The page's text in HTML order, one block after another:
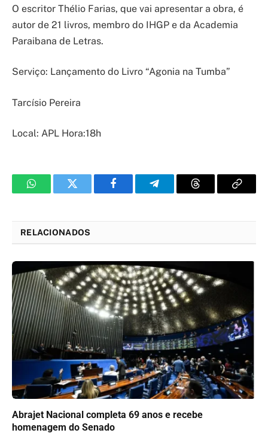
O escritor Thélio Farias, que vai apresentar a obra, é
autor de 21 livros, membro do IHGP e da Academia
Paraibana de Letras.
Serviço: Lançamento do Livro “Agonia na Tumba”
Tarcísio Pereira
Local: APL Hora:18h
WhatsAppTwitter FacebookTelegramThreads Copy
RELACIONADOS
Abrajet Nacional completa 69 anos e recebe
homenagem do Senado